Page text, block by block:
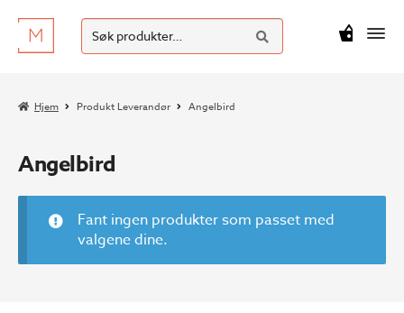
Hopp
til
Hopp
til
Søk
etter:
SØK
kr0
Hjem Produkt Leverandør Angelbird
Angelbird
Fant ingen produkter som passet med
valgene dine.